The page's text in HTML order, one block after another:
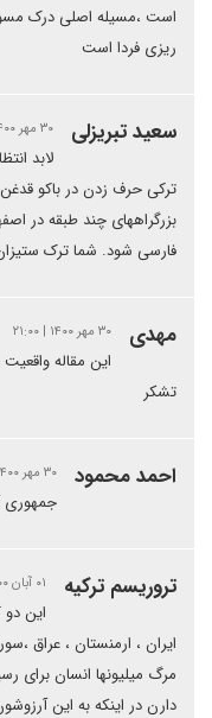
است ،مسیله اصلی درک
ریزی فردا است
سعید تبریزلی ۳۰ مهر ۱۴۰۰ | ۲۰:۵۰
لابد
ترکی حرف زدن در باکو
بزرگراههای چند طبقه در
فارسی شود. شما ترک
مهدی ۳۰ مهر ۱۴۰۰ | ۲۱:۰۰
این مقاله
تشکر
احمد محمود ۳۰ مهر ۱۴۰۰ | ۲۲:۱۷
جمهوری
تروریسم ترکیه ۰۱ آبان ۱۴۰۰ | ۰۸:۵۹
این
ایران ، ارمنستان ، عراق
مرگ میلیونها انسان برای
دارن در اینکه به این